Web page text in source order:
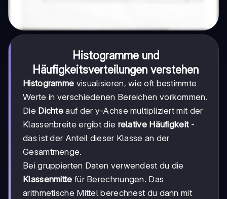
Histogramme und
Häufigkeitsverteilungen verstehen
Histogramme visualisieren, wie oft bestimmte
Werte in verschiedenen Bereichen vorkommen.
Die Dichte auf der y-Achse multipliziert mit der
Klassenbreite ergibt die relative Häufigkeit-
das ist der Anteil dieser Klasse an der
Gesamtmenge.
Bei gruppierten Daten verwendest du die
Klassenmitte für Berechnungen. Das
arithmetische Mittel berechnest du dann mit